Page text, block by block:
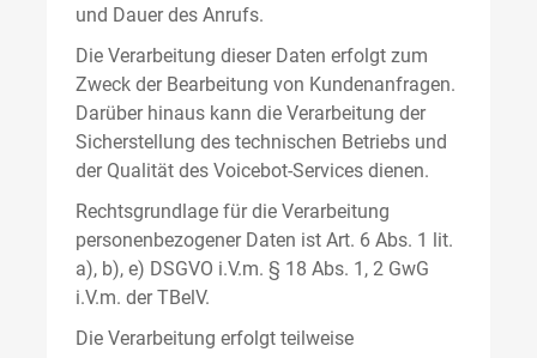
und Dauer des Anrufs.
Die Verarbeitung dieser Daten erfolgt zum
Zweck der Bearbeitung von Kundenanfragen.
Darüber hinaus kann die Verarbeitung der
Sicherstellung des technischen Betriebs und
der Qualität des Voicebot-Services dienen.
Rechtsgrundlage für die Verarbeitung
personenbezogener Daten ist Art. 6 Abs. 1 lit.
a), b), e) DSGVO i.V.m. § 18 Abs. 1, 2 GwG
i.V.m. der TBelV.
Die Verarbeitung erfolgt teilweise